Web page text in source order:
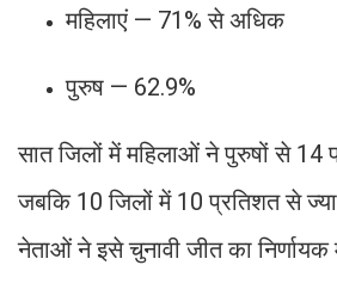
महिलाएं — 71% से अधिक
पुरुष — 62.9%
सात जिलों में महिलाओं ने पुरुषों से 14
जबकि 10 जिलों में 10 प्रतिशत से
नेताओं ने इसे चुनावी जीत का निर्णायक